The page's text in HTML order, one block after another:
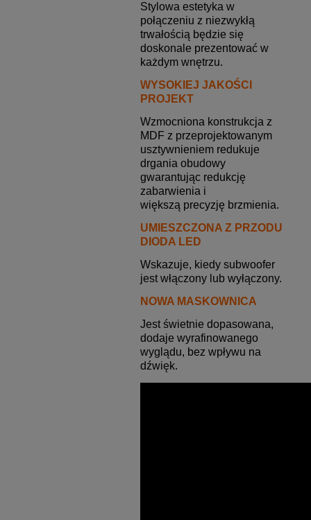
Stylowa estetyka w
połączeniu z niezwykłą
trwałością będzie się
doskonale prezentować w
każdym wnętrzu.
WYSOKIEJ JAKOŚCI
PROJEKT
Wzmocniona konstrukcja z
MDF z przeprojektowanym
usztywnieniem redukuje
drgania obudowy
gwarantując redukcję
zabarwienia i
większą precyzję brzmienia.
UMIESZCZONA Z PRZODU
DIODA LED
Wskazuje, kiedy subwoofer
jest włączony lub wyłączony.
NOWA MASKOWNICA
Jest świetnie dopasowana,
dodaje wyrafinowanego
wyglądu, bez wpływu na
dźwięk.